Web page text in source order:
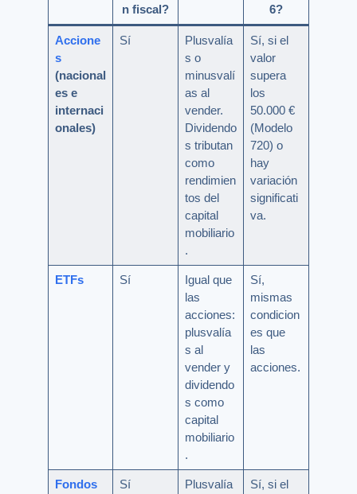
n fiscal?
6?
Accione
s
(nacional
es e
internaci
onales)
Sí
Plusvalía
s o
minusvalí
as al
vender.
Dividendo
s tributan
como
rendimien
tos del
capital
mobiliario
.
Sí, si el
valor
supera
los
50.000 €
(Modelo
720) o
hay
variación
significati
va.
ETFs Sí
Igual que
las
acciones:
plusvalía
s al
vender y
dividendo
s como
capital
mobiliario
.
Sí,
mismas
condicion
es que
las
acciones.
Fondos
Sí
Plusvalía
Sí, si el